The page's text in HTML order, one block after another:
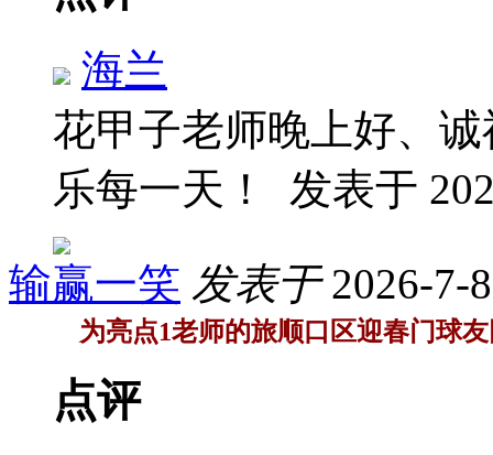
海兰
花甲子老师晚上好、
乐每一天！ 发表于
输赢一笑 发表于 2026-7-
为亮点1老师的旅顺口区迎春门球
点评